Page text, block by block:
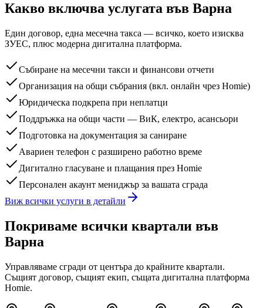
Какво включва услугата във Варна
Един договор, една месечна такса — всичко, което изисква
ЗУЕС, плюс модерна дигитална платформа.
Събиране на месечни такси и финансови отчети
Организация на общи събрания (вкл. онлайн чрез Homie)
Юридическа подкрепа при неплатци
Поддръжка на общи части — ВиК, електро, асансьори
Подготовка на документация за саниране
Авариен телефон с разширено работно време
Дигитално гласуване и плащания през Homie
Персонален акаунт мениджър за вашата сграда
Виж всички услуги в детайли
Покриваме всички квартали във
Варна
Управляваме сгради от центъра до крайните квартали.
Същият договор, същият екип, същата дигитална платформа
Homie.